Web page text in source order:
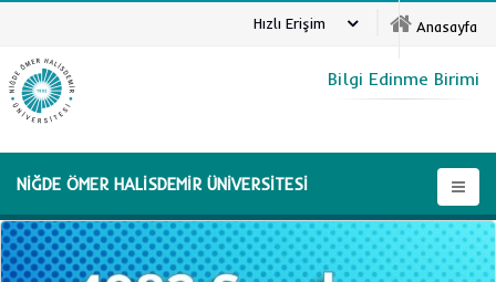
Anasayfa
Hızlı Erişim
NİĞDE ÖMER HALİSDEMİR ÜNİVERSİTESİ
Bilgi Edinme Birimi